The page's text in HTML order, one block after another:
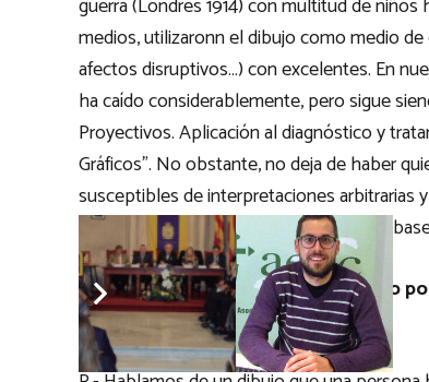
medios, utilizaronn el dibujo como medio
afectos disruptivos…) con excelentes. En
ha caído considerablemente, pero sigue
Proyectivos. Aplicación al diagnóstico y
Gráficos”. No obstante, no deja de haber
susceptibles de interpretaciones arbitrarias
metodología estructurada y objetiva, en
P.- ¿Hablamos de un dibujo realizado
pueda hacer de un dibujo?